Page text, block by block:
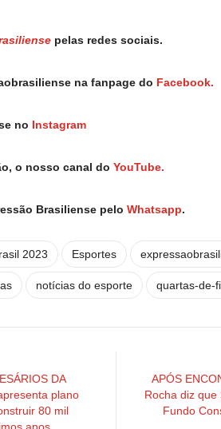
pelas redes sociais.
na fanpage do Facebook.
no Instagram
o nosso canal do YouTube.
Brasiliense pelo Whatsapp.
2023 Esportes
notícias do esporte quartas-de-
DA
plano
80 mil
APÓS
Rocha diz
Fundo